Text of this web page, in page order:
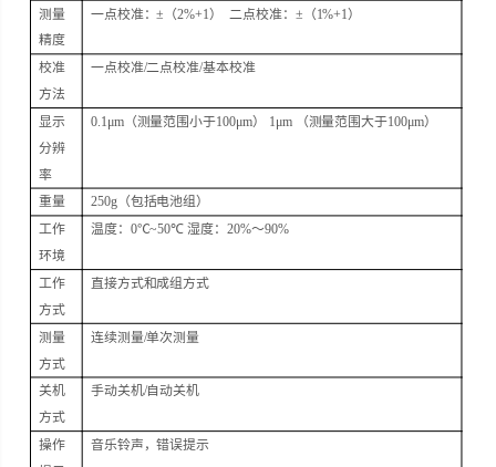
测量
精度
一点校准：± （2%+1） 二点校准：± （1%+1）
校准
方法
一点校准/二点校准/基本校准
显示
分辨
率
0.1μm （测量范围小于100μm） 1μm （测量范围大于100μm）
重量 250g （包括电池组）
工作
环境
温度：0℃~50℃ 湿度：20%～90%
工作
方式
直接方式和成组方式
测量
方式
连续测量/单次测量
关机
方式
手动关机/自动关机
操作 音乐铃声，错误提示